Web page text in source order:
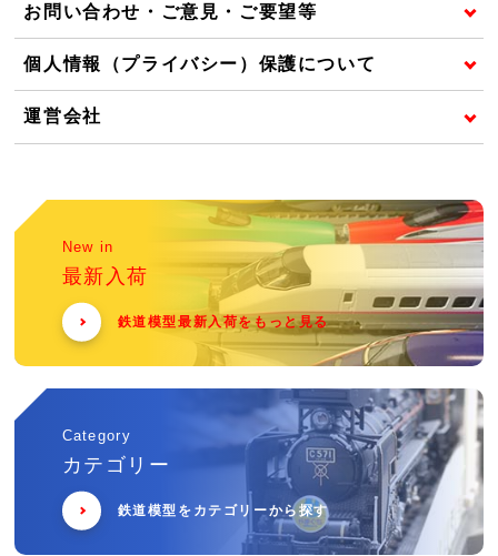
お問い合わせ・ご意見・ご要望等
個人情報（プライバシー）保護について
運営会社
New in
最新入荷
鉄道模型最新入荷をもっと見る
Category
カテゴリー
鉄道模型をカテゴリーから探す